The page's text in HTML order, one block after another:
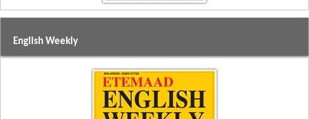
English Weekly